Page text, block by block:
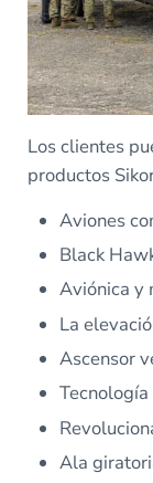
Los clientes
productos
Aviones
Black
Aviónica y
La
Ascensor
Ala